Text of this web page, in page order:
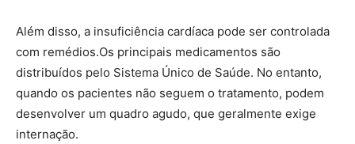
Além disso, a insuficiência cardíaca pode ser controlada
com remédios.Os principais medicamentos são
distribuídos pelo Sistema Único de Saúde. No entanto,
quando os pacientes não seguem o tratamento, podem
desenvolver um quadro agudo, que geralmente exige
internação.